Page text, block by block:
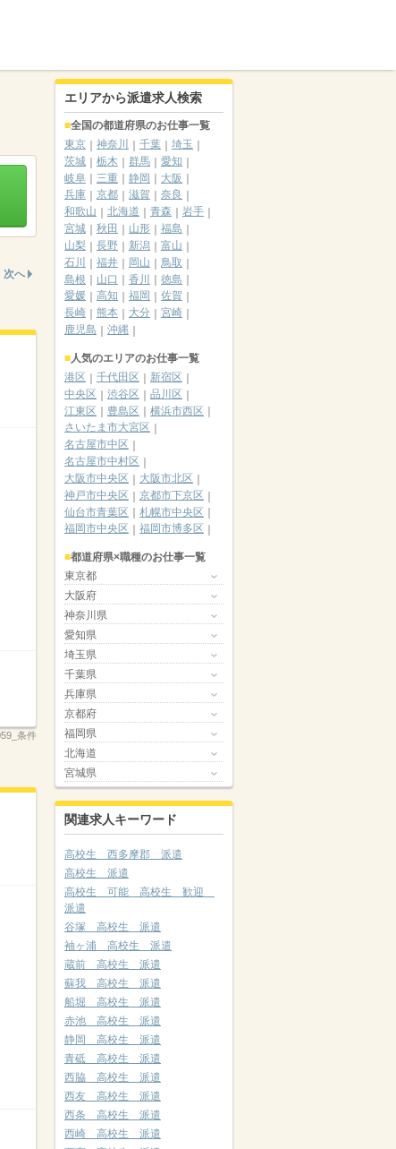
次へ
条件
エリアから派遣求人検索
全国の都道府県のお仕事一覧
東京
神奈川 千葉
埼玉
茨城
栃木 群馬
愛知
岐阜
三重 静岡
大阪
兵庫
京都 滋賀
奈良
和歌山
北海道 青森
岩手
宮城
秋田 山形
福島
山梨
長野 新潟
富山
石川
福井 岡山
鳥取
島根
山口 香川
徳島
愛媛
高知 福岡
佐賀
長崎
熊本 大分
宮崎
鹿児島
沖縄
人気のエリアのお仕事一覧
港区
千代田区
新宿区
中央区
渋谷区
品川区
江東区
豊島区
横浜市西区
さいたま市大宮区
名古屋市中区
名古屋市中村区
大阪市中央区
大阪市北区
神戸市中央区
京都市下京区
仙台市青葉区
札幌市中央区
福岡市中央区
福岡市博多区
都道府県×職種のお仕事一覧
東京都
大阪府
神奈川県
愛知県
埼玉県
千葉県
兵庫県
京都府
福岡県
北海道
宮城県
関連求人キーワード
高校生 西多摩郡 派遣
高校生 派遣
高校生 可能 高校生 歓迎
派遣
谷塚 高校生 派遣
袖ヶ浦 高校生 派遣
蔵前 高校生 派遣
蘇我 高校生 派遣
船堀 高校生 派遣
赤池 高校生 派遣
静岡 高校生 派遣
青砥 高校生 派遣
西脇 高校生 派遣
西友 高校生 派遣
西条 高校生 派遣
西崎 高校生 派遣